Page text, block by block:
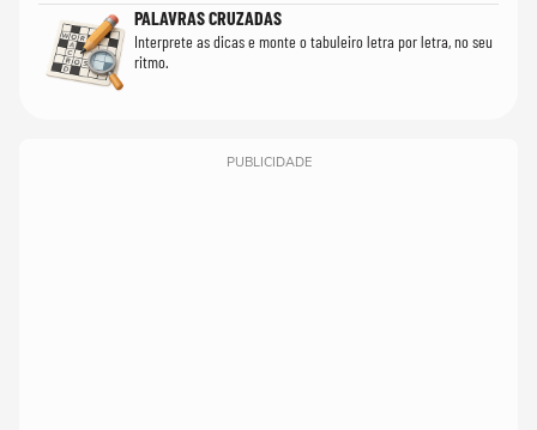
PALAVRAS CRUZADAS
Interprete as dicas e monte o tabuleiro letra por letra, no seu
ritmo.
PUBLICIDADE